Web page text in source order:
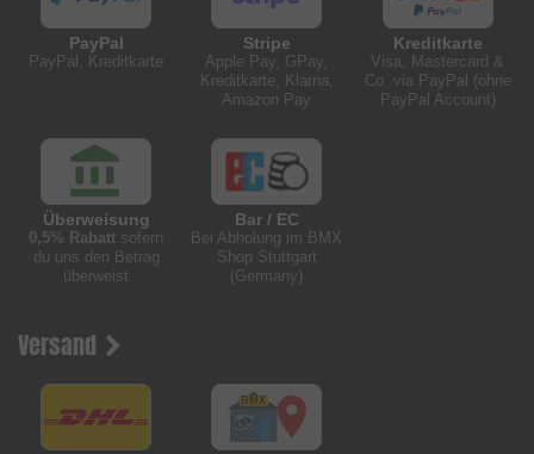
PayPal
PayPal, Kreditkarte
Stripe
Apple Pay, GPay,
Kreditkarte, Klarna,
Amazon Pay
Kreditkarte
Visa, Mastercard &
Co. via PayPal (ohne
PayPal Account)
Überweisung
0,5% Rabatt sofern
du uns den Betrag
überweist
Bar / EC
Bei Abholung im BMX
Shop Stuttgart
(Germany)
Versand